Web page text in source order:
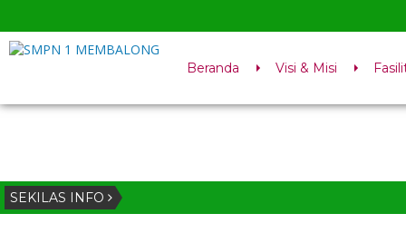
Beranda Visi & Misi
SEKILAS INFO